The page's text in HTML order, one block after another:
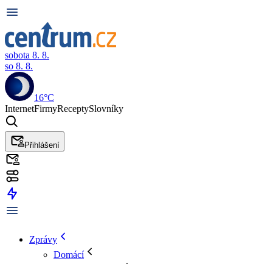
sobota 8. 8.
so 8. 8.
16°C
InternetFirmyReceptySlovníky
Přihlášení
Zprávy
Domácí